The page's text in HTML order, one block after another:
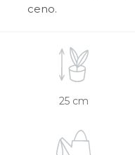
ceno.
25 cm